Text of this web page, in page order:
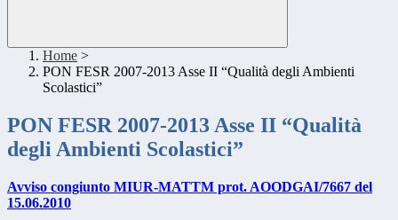
Home >
PON FESR 2007-2013 Asse II “Qualità degli Ambienti
Scolastici”
PON FESR 2007-2013 Asse II “Qualità
degli Ambienti Scolastici”
Avviso congiunto MIUR-MATTM prot. AOODGAI/7667 del
15.06.2010